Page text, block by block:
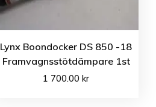
Lynx Boondocker DS 850 -18
Framvagnsstötdämpare 1st
1 700.00kr